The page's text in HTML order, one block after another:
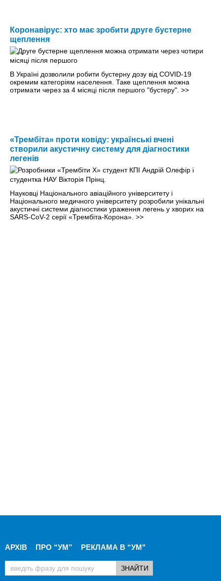
Коронавірус: хто має зробити друге бустерне
щеплення
В Україні дозволили робити бустерну дозу від COVID-19
окремим категоріям населення. Таке щеплення можна
отримати через за 4 місяці після першого "бустеру". >>
«Трембіта» проти ковіду: українські вчені
створили акустичну систему для діагностики
легенів
Науковці Національного авіаційного університету і
Національного медичного університету розробили унікальні
акустичні системи діагностики ураження легень у хворих на
SARS-CoV-2 серії «Трембіта-Корона». >>
АРХІВ ПРО “УМ” РЕКЛАМА В “УМ"